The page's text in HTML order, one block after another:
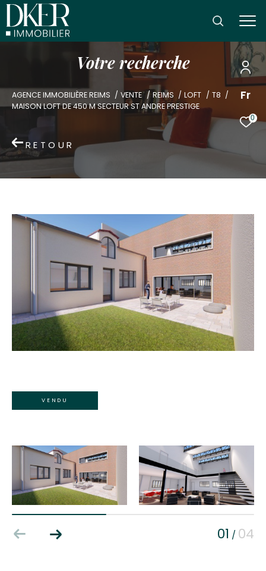
Fr
0
Votre recherche
AGENCE IMMOBILIÈRE REIMS VENTE REIMS LOFT
T8
MAISON LOFT DE 450 M SECTEUR ST ANDRE PRESTIGE
RETOUR
VENDU
01 / 04